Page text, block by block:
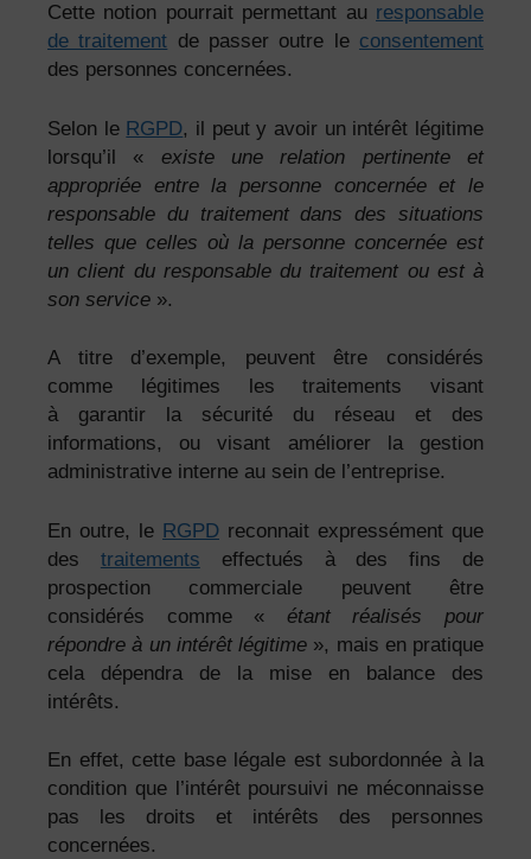
Cette notion pourrait permettant au responsable
de traitement de passer outre le consentement
des personnes concernées.
Selon le RGPD, il peut y avoir un intérêt légitime
lorsqu’il « existe une relation pertinente et
appropriée entre la personne concernée et le
responsable du traitement dans des situations
telles que celles où la personne concernée est
un client du responsable du traitement ou est à
son service ».
A titre d’exemple, peuvent être considérés
comme légitimes les traitements visant
à garantir la sécurité du réseau et des
informations, ou visant améliorer la gestion
administrative interne au sein de l’entreprise.
En outre, le RGPD reconnait expressément que
des traitements effectués à des fins de
prospection commerciale peuvent être
considérés comme « étant réalisés pour
répondre à un intérêt légitime », mais en pratique
cela dépendra de la mise en balance des
intérêts.
En effet, cette base légale est subordonnée à la
condition que l’intérêt poursuivi ne méconnaisse
pas les droits et intérêts des personnes
concernées.